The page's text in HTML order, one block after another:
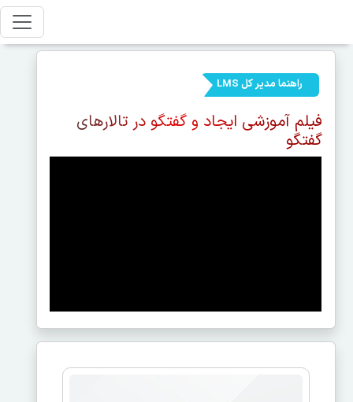
راهنما مدیر کل LMS
فیلم آموزشی ایجاد و گفتگو در تالارهای
گفتگو